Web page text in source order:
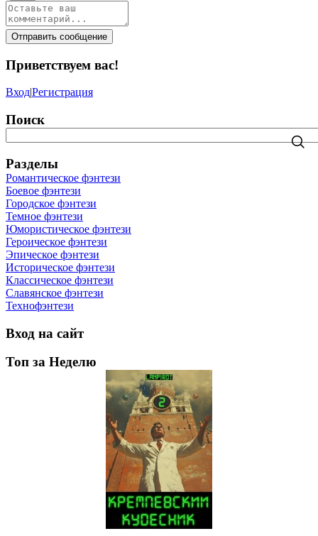
Отправить сообщение
Приветствуем вас!
Вход|Регистрация
Поиск
Разделы
Романтическое фэнтези
Боевое фэнтези
Городское фэнтези
Темное фэнтези
Юмористическое фэнтези
Героическое фэнтези
Эпическое фэнтези
Историческое фэнтези
Классическое фэнтези
Славянское фэнтези
Технофэнтези
Вход на сайт
Топ за Неделю